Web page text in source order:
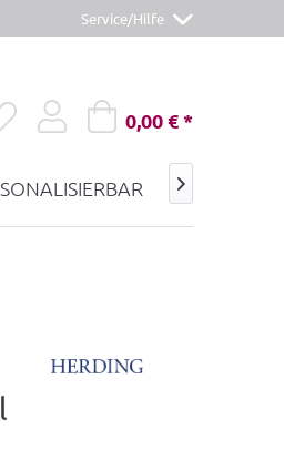
Service/Hilfe
0,00 € *
